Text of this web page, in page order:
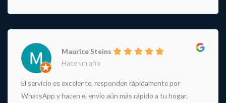
Maurice Steins
Hace un año
El servicio es excelente, responden rápidamente por
WhatsApp y hacen el envío aún más rápido a tu hogar.